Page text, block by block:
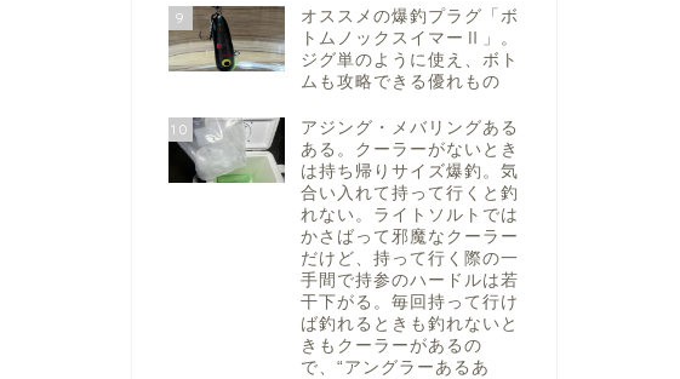
9
オススメの爆釣プラグ「ボ
トムノックスイマーⅡ」。
ジグ単のように使え、ボト
ムも攻略できる優れもの
10
アジング・メバリングある
ある。クーラーがないとき
は持ち帰りサイズ爆釣。気
合い入れて持って行くと釣
れない。ライトソルトでは
かさばって邪魔なクーラー
だけど、持って行く際の一
手間で持参のハードルは若
干下がる。毎回持って行け
ば釣れるときも釣れないと
きもクーラーがあるの
で、“アングラーあるあ